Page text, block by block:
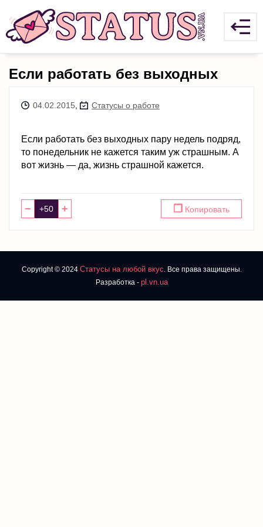
Если работать без выходных
04.02.2015 Статусы о работе
Если работать без выходных пару недель подряд,
то понедельник не кажется таким уж страшным. А
вот жизнь — да, жизнь страшной кажется.
− + ❐ Копировать
Copyright © 2024 Статусы на любой вкус. Все права защищены.
Разработка - pl.vn.ua